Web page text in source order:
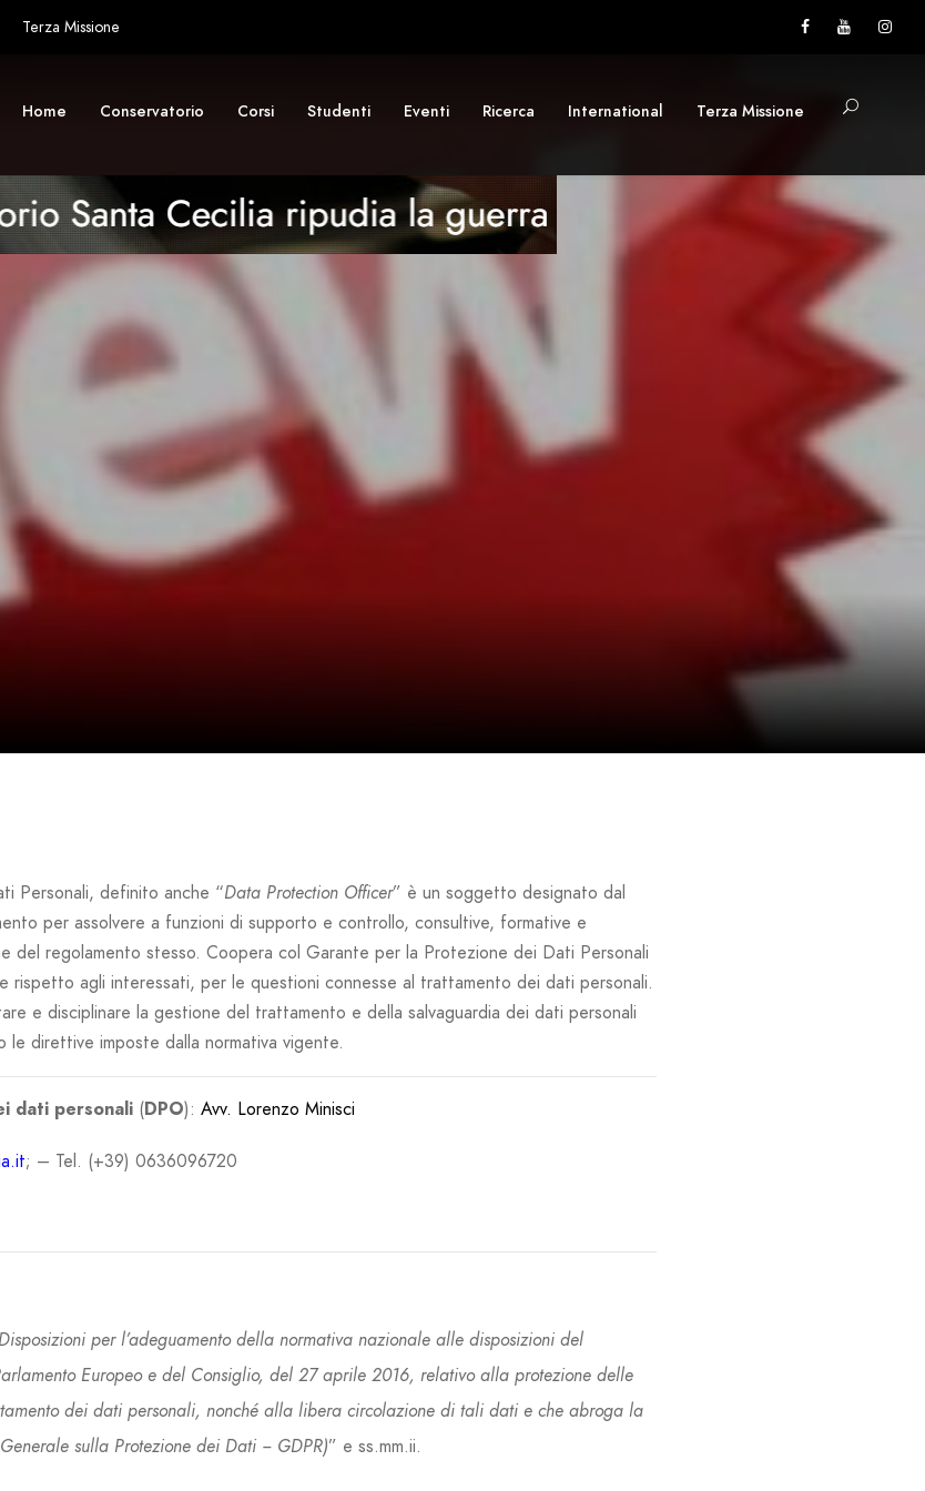
Terza Missione
Home Conservatorio Corsi Studenti Eventi Ricerca International Terza Missione
Personali, definito anche “Data Protection Officer” è un soggetto designato dal
per assolvere a funzioni di supporto e controllo, consultive, formative e
del regolamento stesso. Coopera col Garante per la Protezione dei Dati Personali
agli interessati, per le questioni connesse al trattamento dei dati personali.
e disciplinare la gestione del trattamento e della salvaguardia dei dati personali
le direttive imposte dalla normativa vigente.
dati personali (DPO): Avv. Lorenzo Minisci
; – Tel. (+39) 0636096720
Disposizioni per l’adeguamento della normativa nazionale alle disposizioni del
Europeo e del Consiglio, del 27 aprile 2016, relativo alla protezione delle
dei dati personali, nonché alla libera circolazione di tali dati e che abroga la
sulla Protezione dei Dati ‒ GDPR)” e ss.mm.ii.